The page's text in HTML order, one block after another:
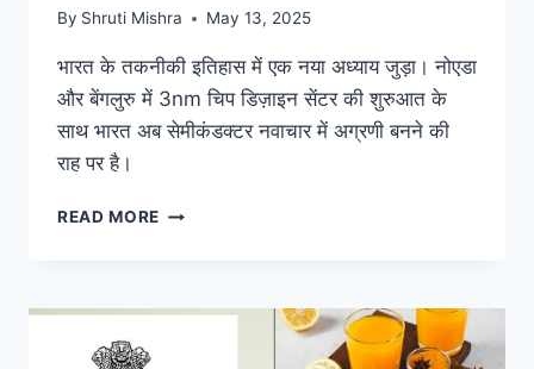
By Shruti Mishra May 13, 2025
भारत के तकनीकी इतिहास में एक नया अध्याय जुड़ा। नोएडा
और बेंगलुरु में 3nm चिप डिज़ाइन सेंटर की शुरुआत के
साथ भारत अब सेमीकंडक्टर नवाचार में अग्रणी बनने की
राह पर है।
READ MORE